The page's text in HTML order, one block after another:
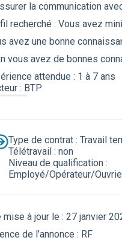
la communication
recherché : Vous avez
avez une bonne
vous avez de bonnes
attendue : 1 à 7 ans
: BTP
Type de contrat : Travail
Télétravail : non
Niveau de qualification :
Employé/Opérateur/
mise à jour le : 27 janvier
de l’annonce : RF